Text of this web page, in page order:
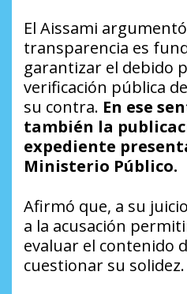
El Aissami
transparencia es
garantizar el debido
verificación pública
su contra. En ese
también la
expediente
Ministerio Público.
Afirmó que, a su
a la acusación
evaluar el contenido
cuestionar su solidez.